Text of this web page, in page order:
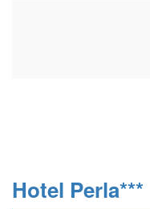
Hotel Perla***